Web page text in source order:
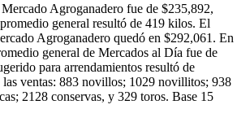
Agroganadero fue de $235,892,
general resultó de 419 kilos. El
Agroganadero quedó en $292,061. En
general de Mercados al Día fue de
para arrendamientos resultó de
ventas: 883 novillos; 1029 novillitos; 938
2128 conservas, y 329 toros. Base 15